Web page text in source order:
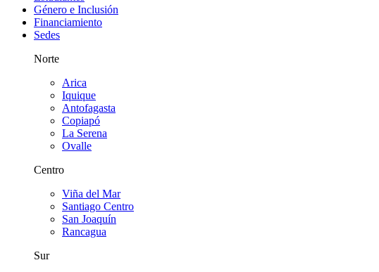
Género e Inclusión
Financiamiento
Sedes
Norte
Arica
Iquique
Antofagasta
Copiapó
La Serena
Ovalle
Centro
Viña del Mar
Santiago Centro
San Joaquín
Rancagua
Sur